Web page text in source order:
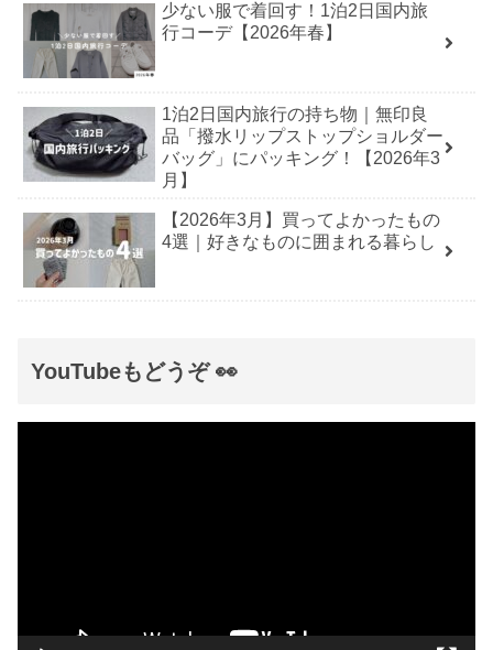
少ない服で着回す！1泊2日国内旅
行コーデ【2026年春】
1泊2日国内旅行の持ち物｜無印良
品「撥水リップストップショルダー
バッグ」にパッキング！【2026年3
月】
【2026年3月】買ってよかったもの
4選｜好きなものに囲まれる暮らし
YouTubeもどうぞ 👀